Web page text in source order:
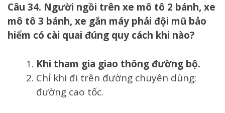
Câu 34. Người ngồi trên xe mô tô 2 bánh, xe
mô tô 3 bánh, xe gắn máy phải đội mũ bảo
hiểm có cài quai đúng quy cách khi nào?
Khi tham gia giao thông đường bộ.
Chỉ khi đi trên đường chuyên dùng;
đường cao tốc.